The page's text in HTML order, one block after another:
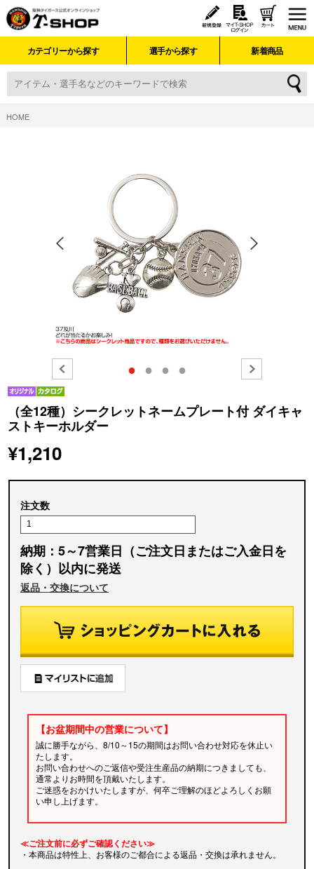
カテゴリーから探す 選手から探す 新着商品
HOME
● ● ● ●
（全12種）シークレットネームプレート付 ダイキャ
ストキーホルダー
¥1,210
注文数
納期：5～7営業日（ご注文日またはご入金日を
除く）以内に発送
返品・交換について
【お盆期間中の営業について】
誠に勝手ながら、8/10～15の期間はお問い合わせ対応を休止い
たします。
お問い合わせへのご返信や受注生産品の納期につきましても、
通常よりお時間を頂戴いたします。
ご迷惑をおかけいたしますが、何卒ご理解のほどよろしくお願
い申し上げます。
≪ご注文前に必ずご確認ください≫
・本商品は特性上、お客様のご都合による返品・交換は承れません。